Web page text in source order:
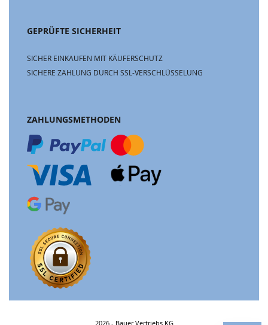
GEPRÜFTE SICHERHEIT
SICHER EINKAUFEN MIT KÄUFERSCHUTZ
SICHERE ZAHLUNG DURCH SSL-VERSCHLÜSSELUNG
ZAHLUNGSMETHODEN
2026 - Bauer Vertriebs KG